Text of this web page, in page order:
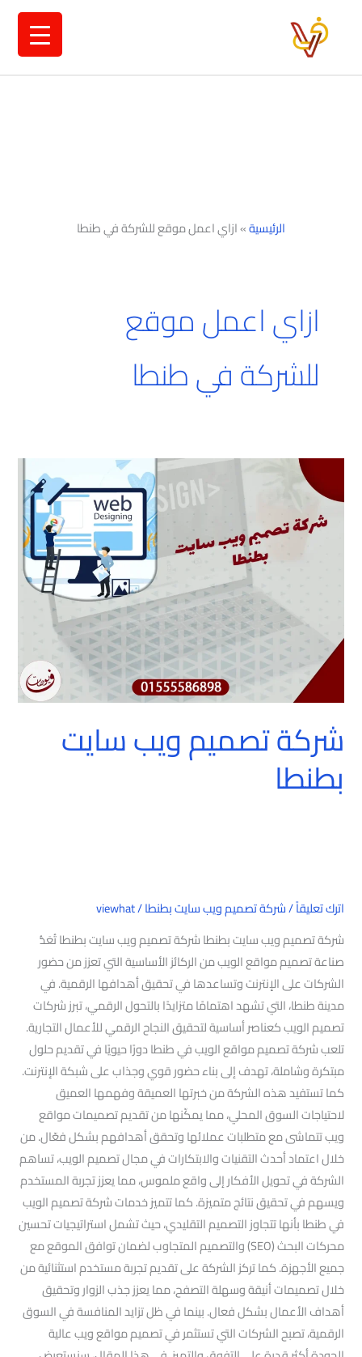
الرئيسية»ازاي اعمل موقع للشركة في طنطا
ازاي اعمل موقع
للشركة في طنطا
شركة تصميم ويب سايت
بطنطا
اترك تعليقاً/شركة تصميم ويب سايت بطنطا/
viewhat
شركة تصميم ويب سايت بطنطا شركة تصميم ويب سايت بطنطا تُعَدُّ
صناعة تصميم مواقع الويب من الركائز الأساسية التي تعزز من حضور
الشركات على الإنترنت وتساعدها في تحقيق أهدافها الرقمية. في
مدينة طنطا، التي تشهد اهتمامًا متزايدًا بالتحول الرقمي، تبرز شركات
تصميم الويب كعناصر أساسية لتحقيق النجاح الرقمي للأعمال التجارية.
تلعب شركة تصميم مواقع الويب في طنطا دورًا حيويًا في تقديم حلول
مبتكرة وشاملة، تهدف إلى بناء حضور قوي وجذاب على شبكة الإنترنت.
كما تستفيد هذه الشركة من خبرتها العميقة وفهمها العميق
لاحتياجات السوق المحلي، مما يمكّنها من تقديم تصميمات مواقع
ويب تتماشى مع متطلبات عملائها وتحقق أهدافهم بشكل فعّال. من
خلال اعتماد أحدث التقنيات والابتكارات في مجال تصميم الويب، تساهم
الشركة في تحويل الأفكار إلى واقع ملموس، مما يعزز تجربة المستخدم
ويسهم في تحقيق نتائج متميزة. كما تتميز خدمات شركة تصميم الويب
في طنطا بأنها تتجاوز التصميم التقليدي، حيث تشمل استراتيجيات تحسين
محركات البحث (SEO) والتصميم المتجاوب لضمان توافق الموقع مع
جميع الأجهزة. كما تركز الشركة على تقديم تجربة مستخدم استثنائية من
خلال تصميمات أنيقة وسهلة التصفح، مما يعزز جذب الزوار وتحقيق
أهداف الأعمال بشكل فعال. بينما في ظل تزايد المنافسة في السوق
الرقمية، تصبح الشركات التي تستثمر في تصميم مواقع ويب عالية
تصميم
سايت